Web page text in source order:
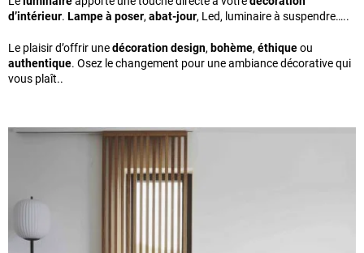
d’intérieur. Lampe à poser, abat-jour, Led, luminaire à suspendre…..
Le plaisir d’offrir unedécoration design, bohème, éthiqueou
authentique. Osez le changement pour une ambiance décorative qui
vous plaît..